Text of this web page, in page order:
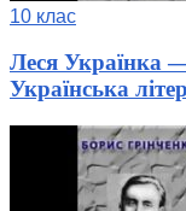
10 клас
Леся Українка
Українська